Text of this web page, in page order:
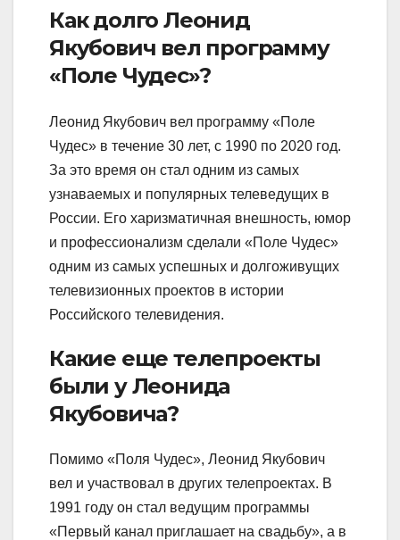
Как долго Леонид
Якубович вел программу
«Поле Чудес»?
Леонид Якубович вел программу «Поле
Чудес» в течение 30 лет, с 1990 по 2020 год.
За это время он стал одним из самых
узнаваемых и популярных телеведущих в
России. Его харизматичная внешность, юмор
и профессионализм сделали «Поле Чудес»
одним из самых успешных и долгоживущих
телевизионных проектов в истории
Российского телевидения.
Какие еще телепроекты
были у Леонида
Якубовича?
Помимо «Поля Чудес», Леонид Якубович
вел и участвовал в других телепроектах. В
1991 году он стал ведущим программы
«Первый канал приглашает на свадьбу», а в